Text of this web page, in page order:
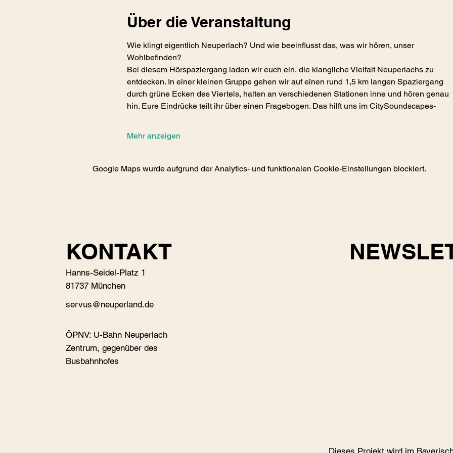
Über die Veranstaltung
Wie klingt eigentlich Neuperlach? Und wie beeinflusst das, was wir hören, unser
Wohlbefinden?
Bei diesem Hörspaziergang laden wir euch ein, die klangliche Vielfalt Neuperlachs zu
entdecken. In einer kleinen Gruppe gehen wir auf einen rund 1,5 km langen Spaziergang
durch grüne Ecken des Viertels, halten an verschiedenen Stationen inne und hören genau
hin. Eure Eindrücke teilt ihr über einen Fragebogen. Das hilft uns im CitySoundscapes-
Mehr anzeigen
Google Maps wurde aufgrund der Analytics- und funktionalen Cookie-Einstellungen blockiert.
KONTAKT
Hanns-Seidel-Platz 1
81737 München
servus@neuperland.de
ÖPNV: U-Bahn Neuperlach
Zentrum, gegenüber des
Busbahnhofes
Dieses Projekt wird im